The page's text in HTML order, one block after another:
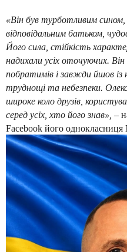
«Він був турботливим сином,
відповідальним батьком,
Його сила, стійкість
надихали усіх оточуючих. Він
побратимів і завжди йшов із
труднощі та небезпеки.
широке коло друзів,
серед усіх, хто його знав», –
Facebook його